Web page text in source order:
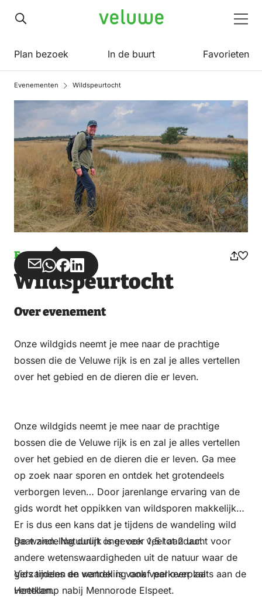
Veluwe
Plan bezoek In de buurt Favorieten
Evenementen Wildspeurtocht
Evenement
Deel
via
Deel
via
Deel
op
Deel
op
Wildspeurtocht
Over evenement
Onze wildgids neemt je mee naar de prachtige
bossen die de Veluwe rijk is en zal je alles vertellen
over het gebied en de dieren die er leven.
Onze wildgids neemt je mee naar de prachtige
bossen die de Veluwe rijk is en zal je alles vertellen
over het gebied en de dieren die er leven. Ga mee
op zoek naar sporen en ontdek het grotendeels
verborgen leven… Door jarenlange ervaring van de
gids wordt het oppikken van wildsporen makkelijker.
Er is dus een kans dat je tijdens de wandeling wild
gaat zien. Natuurlijk is er ook veel aandacht voor
andere wetenswaardigheden uit de natuur waar de
gids tijdens de wandeling ook veel over zal
vertellen.
De wandeling duurt ongeveer 1,5 tot 2 uur.
Verzamelen en vertrek is vanaf parkeerplaats aan de
Heetkamp nabij Mennorode Elspeet.